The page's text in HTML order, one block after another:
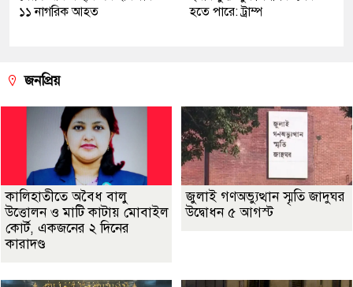
১১ নাগরিক আহত
হতে পারে: ট্রাম্প
জনপ্রিয়
কালিহাতীতে অবৈধ বালু
উত্তোলন ও মাটি কাটায় মোবাইল
কোর্ট, একজনের ২ দিনের
কারাদণ্ড
জুলাই গণঅভ্যুত্থান স্মৃতি জাদুঘর
উদ্বোধন ৫ আগস্ট